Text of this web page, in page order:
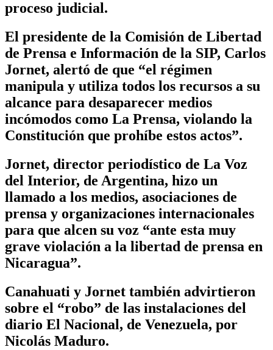
proceso judicial.
El presidente de la Comisión de Libertad
de Prensa e Información de la SIP, Carlos
Jornet, alertó de que “el régimen
manipula y utiliza todos los recursos a su
alcance para desaparecer medios
incómodos como La Prensa, violando la
Constitución que prohíbe estos actos”.
Jornet, director periodístico de La Voz
del Interior, de Argentina, hizo un
llamado a los medios, asociaciones de
prensa y organizaciones internacionales
para que alcen su voz “ante esta muy
grave violación a la libertad de prensa en
Nicaragua”.
Canahuati y Jornet también advirtieron
sobre el “robo” de las instalaciones del
diario El Nacional, de Venezuela, por
Nicolás Maduro.